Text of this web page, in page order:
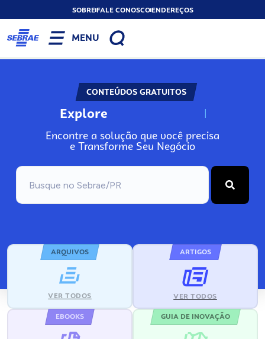
SOBREFALE CONOSCOENDEREÇOS
MENU
CONTEÚDOS GRATUITOS
Explore N
Encontre a solução que você precisa
e Transforme Seu Negócio
ARQUIVOS
VER TODOS
ARTIGOS
VER TODOS
EBOOKS GUIA DE INOVAÇÃO